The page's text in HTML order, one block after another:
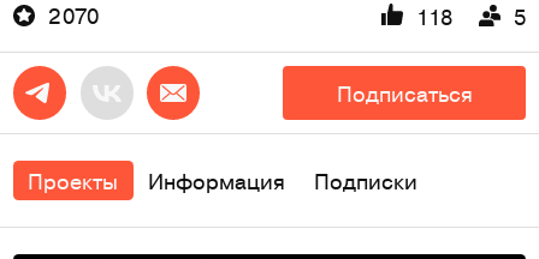
2 070
118 5
Подписаться
Проекты Информация Подписки